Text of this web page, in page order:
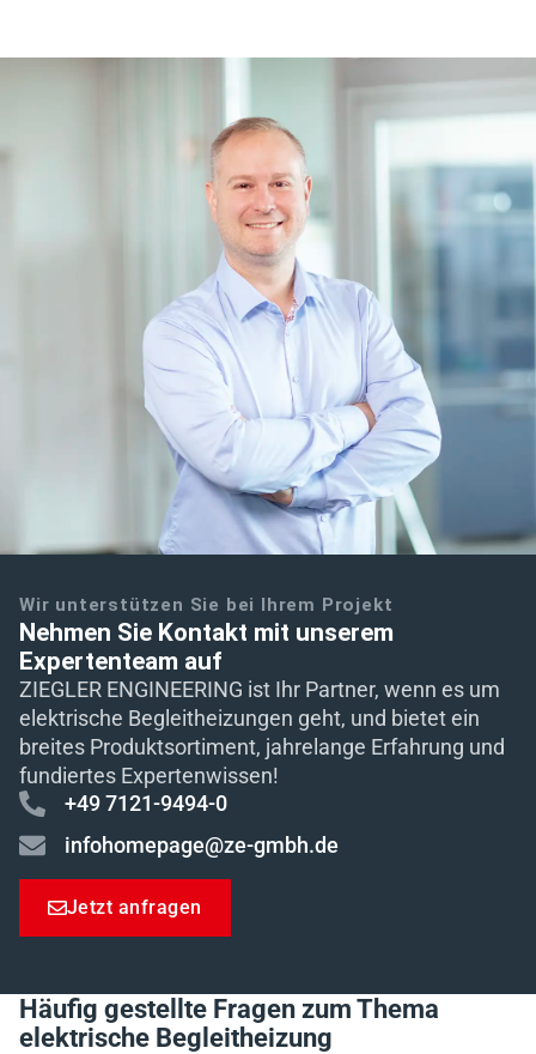
Wir unterstützen Sie bei Ihrem Projekt
Nehmen Sie Kontakt mit unserem
Expertenteam auf
ZIEGLER ENGINEERING ist Ihr Partner, wenn es um
elektrische Begleitheizungen geht, und bietet ein
breites Produktsortiment, jahrelange Erfahrung und
fundiertes Expertenwissen!
+49 7121-9494-0
infohomepage@ze-gmbh.de
Jetzt anfragen
Häufig gestellte Fragen zum Thema
elektrische Begleitheizung